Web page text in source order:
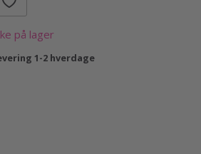
på lager
1-2 hverdage